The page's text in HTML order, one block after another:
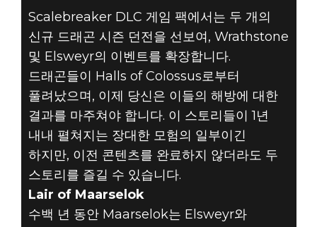
Scalebreaker DLC 게임 팩에서는 두 개의
신규 드래곤 시즌 던전을 선보여, Wrathstone
및 Elsweyr의 이벤트를 확장합니다.
드래곤들이 Halls of Colossus로부터
풀려났으며, 이제 당신은 이들의 해방에 대한
결과를 마주쳐야 합니다. 이 스토리들이 1년
내내 펼쳐지는 장대한 모험의 일부이긴
하지만, 이전 콘텐츠를 완료하지 않더라도 두
스토리를 즐길 수 있습니다.
Lair of Maarselok
수백 년 동안 Maarselok는 Elsweyr와